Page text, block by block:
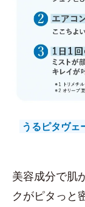
うるピタヴェ
美容成分で肌
クがピタっと